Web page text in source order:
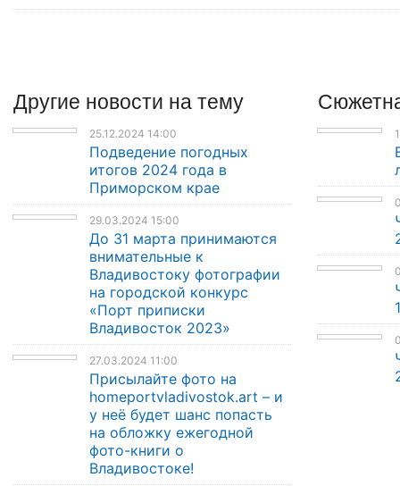
Другие новости на тему
25.12.2024 14:00
Подведение погодных
итогов 2024 года в
Приморском крае
29.03.2024 15:00
До 31 марта принимаются
внимательные к
Владивостоку фотографии
на городской конкурс
«Порт приписки
Владивосток 2023»
27.03.2024 11:00
Присылайте фото на
homeportvladivostok.art – и
у неё будет шанс попасть
на обложку ежегодной
фото-книги о
Владивостоке!